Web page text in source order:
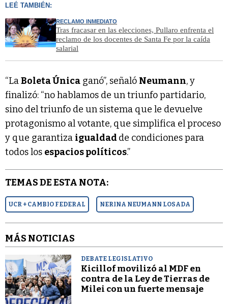
LEÉ TAMBIÉN:
RECLAMO INMEDIATO
Tras fracasar en las elecciones, Pullaro enfrenta el
reclamo de los docentes de Santa Fe por la caída
salarial
“LaBoleta Única ganó”, señaló Neumann, y
finalizó: “no hablamos de un triunfo partidario,
sino del triunfo de un sistema que le devuelve
protagonismo al votante, que simplifica el proceso
y que garantiza igualdad de condiciones para
todos los espacios políticos.”
TEMAS DE ESTA NOTA:
UCR + CAMBIO FEDERAL NERINA NEUMANN LOSADA
MÁS NOTICIAS
DEBATE LEGISLATIVO
Kicillof movilizó al MDF en
contra de la Ley de Tierras de
Milei con un fuerte mensaje